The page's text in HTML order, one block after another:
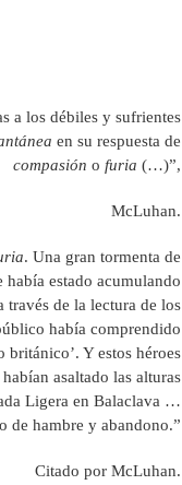
a los débiles y sufrientes
en su respuesta de
compasión o furia (…)”,
McLuhan.
. Una gran tormenta de
estado acumulando
de la lectura de los
había comprendido
británico’. Y estos héroes
asaltado las alturas
Ligera en Balaclava …
de hambre y abandono.”
Citado por McLuhan.